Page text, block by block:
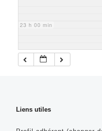
23 h 00 min
Liens utiles